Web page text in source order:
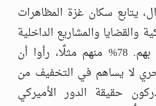
يتابع سكان غزة المظاهرات
والقضايا والمشاريع الداخلية
والخارجية المرتبطة بهم. 78% منهم مثلًا، رأوا أن
لا يساهم في التخفيف من
حقيقة الدور الأميركي